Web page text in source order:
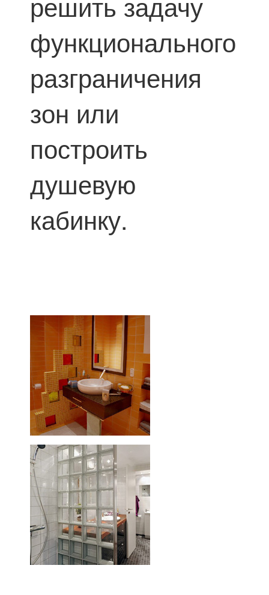
функционального
разграничения
зон или
построить
душевую
кабинку.